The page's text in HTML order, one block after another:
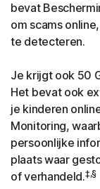
bevat
om scams
te detecteren.
Je krijgt ook 50
Het bevat ook
je kinderen
Monitoring,
persoonlijke
plaats waar
of verhandeld.‡,§